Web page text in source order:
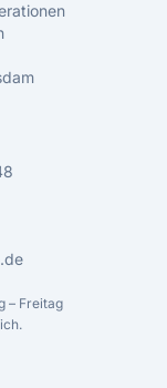
– Freitag